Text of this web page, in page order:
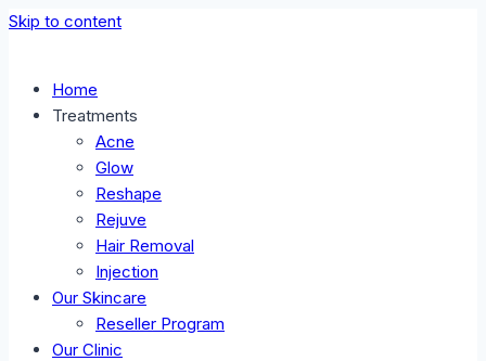
Skip to content
Home
Treatments
Acne
Glow
Reshape
Rejuve
Hair Removal
Injection
Our Skincare
Reseller Program
Our Clinic